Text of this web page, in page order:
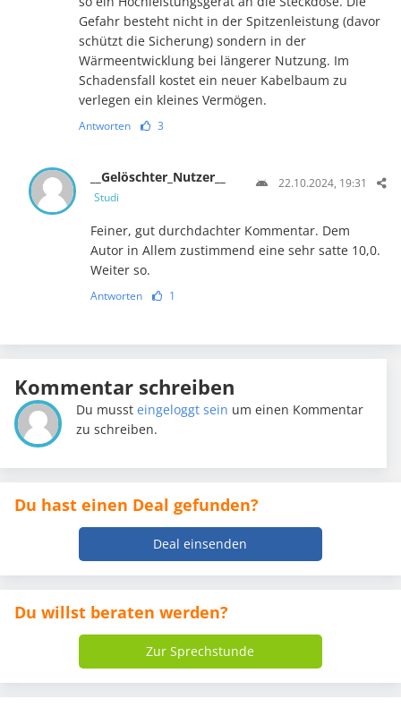
Gefahr besteht nicht in der Spitzenleistung (davor
schützt die Sicherung) sondern in der
Wärmeentwicklung bei längerer Nutzung. Im
Schadensfall kostet ein neuer Kabelbaum zu
verlegen ein kleines Vermögen.
Antworten 3
__Gelöschter_Nutzer__
Studi
22.10.2024, 19:31
Feiner, gut durchdachter Kommentar. Dem
Autor in Allem zustimmend eine sehr satte 10,0.
Weiter so.
Antworten 1
Kommentar schreiben
Du mussteingeloggt sein um einen Kommentar
zu schreiben.
Du hast einen Deal gefunden?
Deal einsenden
Du willst beraten werden?
Zur Sprechstunde